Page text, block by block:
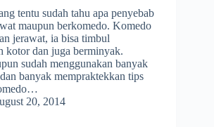
tentu sudah tahu apa penyebab
maupun berkomedo. Komedo
jerawat, ia bisa timbul
kotor dan juga berminyak.
sudah menggunakan banyak
banyak mempraktekkan tips
20, 2014